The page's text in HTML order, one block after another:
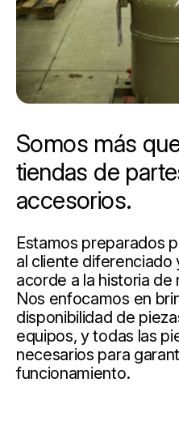
Somos más
tiendas de
accesorios.
Estamos preparados
al cliente diferenciado
acorde a la historia de
Nos enfocamos en
disponibilidad de
equipos, y todas las
necesarios para
funcionamiento.